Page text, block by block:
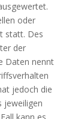
oder
statt. Des
der
Daten nennt
jedoch die
jeweiligen